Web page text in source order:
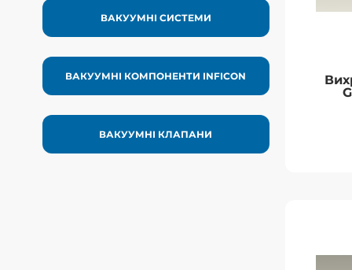
ВАКУУМНІ СИСТЕМИ
ВАКУУМНІ КОМПОНЕНТИ INFICON
ВАКУУМНІ КЛАПАНИ